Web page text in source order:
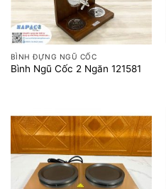
BÌNH ĐỰNG NGŨ CỐC
Bình Ngũ Cốc 2 Ngăn 121581